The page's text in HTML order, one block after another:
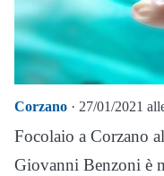
Corzano · 27/01/2021
Focolaio a Corzano
Giovanni Benzoni è